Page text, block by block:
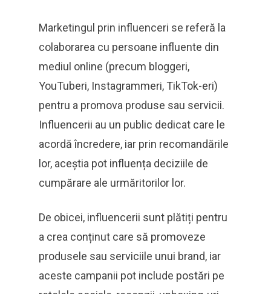
Marketingul prin influenceri se referă la
colaborarea cu persoane influente din
mediul online (precum bloggeri,
YouTuberi, Instagrammeri, TikTok-eri)
pentru a promova produse sau servicii.
Influencerii au un public dedicat care le
acordă încredere, iar prin recomandările
lor, aceștia pot influența deciziile de
cumpărare ale urmăritorilor lor.
De obicei, influencerii sunt plătiți pentru
a crea conținut care să promoveze
produsele sau serviciile unui brand, iar
aceste campanii pot include postări pe